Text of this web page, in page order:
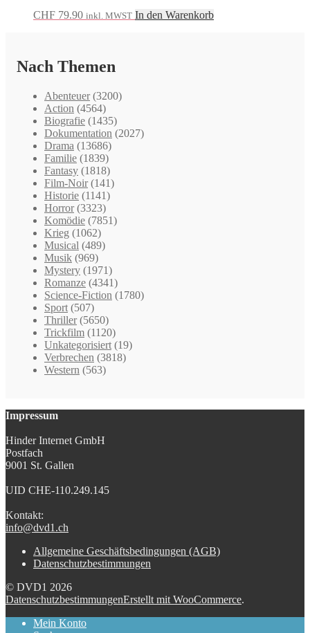
CHF 79.90 inkl. MWST In den Warenkorb
Nach Themen
Abenteuer (3200)
Action (4564)
Biografie (1435)
Dokumentation (2027)
Drama (13686)
Familie (1839)
Fantasy (1818)
Film-Noir (141)
Historie (1141)
Horror (3323)
Komödie (7851)
Krieg (1062)
Musical (489)
Musik (969)
Mystery (1971)
Romanze (4341)
Science-Fiction (1780)
Sport (507)
Thriller (5650)
Trickfilm (1120)
Unkategorisiert (19)
Verbrechen (3818)
Western (563)
Impressum
Hinder Internet GmbH
Postfach
9001 St. Gallen
UID CHE-110.249.145
Kontakt:
info@dvd1.ch
Allgemeine Geschäftsbedingungen (AGB)
Datenschutzbestimmungen
© DVD1 2026
DatenschutzbestimmungenErstellt mit WooCommerce.
Mein Konto